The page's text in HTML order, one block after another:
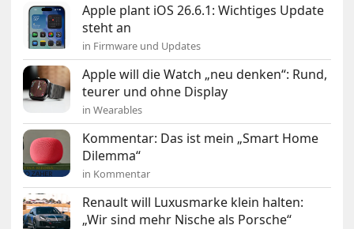
Apple plant iOS 26.6.1: Wichtiges Update
steht an
in Firmware und Updates
Apple will die Watch „neu denken“: Rund,
teurer und ohne Display
in Wearables
Kommentar: Das ist mein „Smart Home
Dilemma“
in Kommentar
Renault will Luxusmarke klein halten:
„Wir sind mehr Nische als Porsche“